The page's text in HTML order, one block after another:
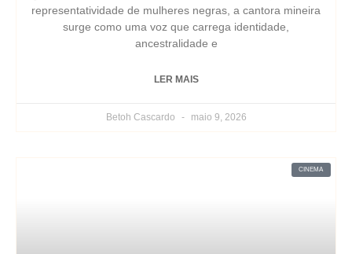
representatividade de mulheres negras, a cantora mineira
surge como uma voz que carrega identidade,
ancestralidade e
LER MAIS
Betoh Cascardo maio 9, 2026
CINEMA